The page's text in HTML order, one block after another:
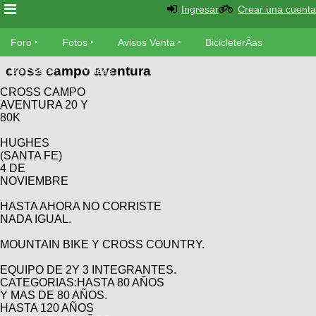
Foro
Foro
TÃ©cnica
Fotos
SUBÃ
tu foto
Galeria
XC
Bicicletas
Viajes
Descenso
Dirt
Avisos
SUBÃ
aviso
Buscar
Ultimos
Fotos
BicicleterÃ­
as
Bicicletas
Bicicletas
Tandem
Cicloturismo
Ingresar Crear una cuenta
Foro Fotos Avisos Venta BicicleterÃ­as
Bicicletas Videos
cross campo aventura
CROSS CAMPO
AVENTURA 20 Y
80K
HUGHES
(SANTA FE)
4 DE
NOVIEMBRE
HASTA AHORA NO CORRISTE
NADA IGUAL.
MOUNTAIN BIKE Y CROSS COUNTRY.
EQUIPO DE 2Y 3 INTEGRANTES.
CATEGORIAS:HASTA 80 AÑOS
Y MAS DE 80 AÑOS.
HASTA 120 AÑOS